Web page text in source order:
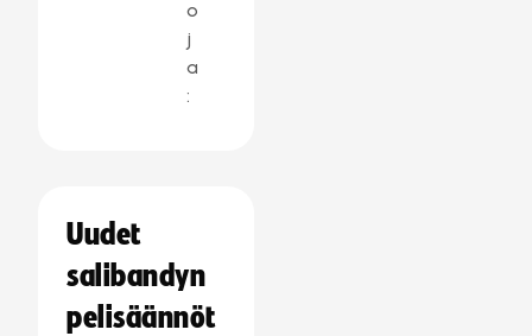
o
j
a
:
Uudet
salibandyn
pelisäännöt